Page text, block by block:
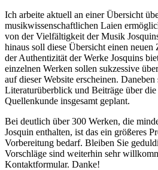
Ich arbeite aktuell an einer Übersicht
musikwissenschaftlichen Laien
von der Vielfältigkeit der Musik
hinaus soll diese Übersicht einen
der Authentizität der Werke Josquins
einzelnen Werken sollen sukzessive
auf dieser Website erscheinen.
Literaturüberblick und Beiträge über
Quellenkunde insgesamt geplant.
Bei deutlich über 300 Werken, die
Josquin enthalten, ist das ein größeres
Vorbereitung bedarf. Bleiben Sie
Vorschläge sind weiterhin sehr
Kontaktformular. Danke!